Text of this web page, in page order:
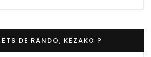
DE RANDO, KEZAKO ?